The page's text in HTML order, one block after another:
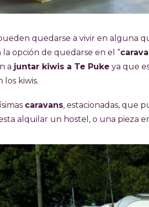
quedarse a vivir en alguna
opción de quedarse en el “
a juntar kiwis a Te Puke ya que
los kiwis.
caravans, estacionadas, que
alquilar un hostel, o una pieza